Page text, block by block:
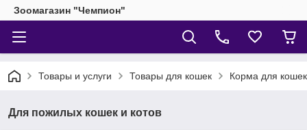
Зоомагазин "Чемпион"
Товары и услуги Товары для кошек Корма для кошек
Для пожилых кошек и котов